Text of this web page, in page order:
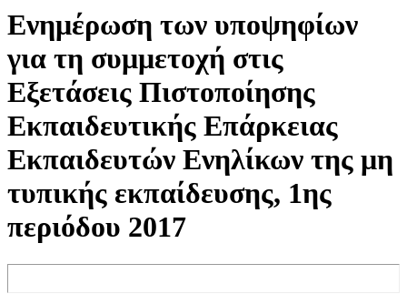
Ενημέρωση των υποψηφίων
για τη συμμετοχή στις
Εξετάσεις Πιστοποίησης
Εκπαιδευτικής Επάρκειας
Εκπαιδευτών Ενηλίκων της μη
τυπικής εκπαίδευσης, 1ης
περιόδου 2017